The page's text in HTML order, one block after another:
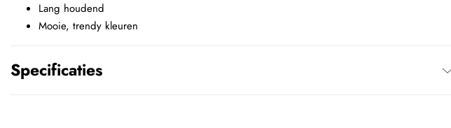
Lang houdend
Mooie, trendy kleuren
Specificaties